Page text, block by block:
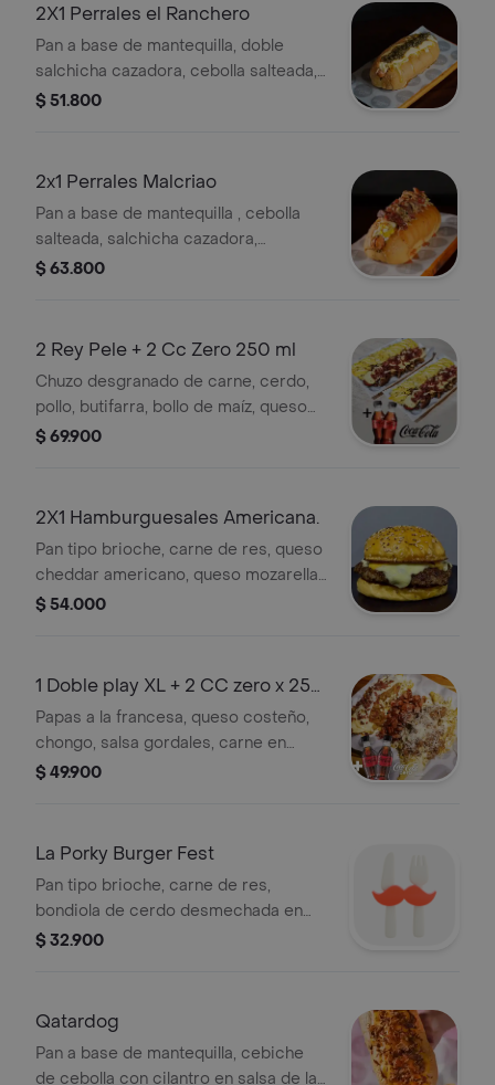
2X1 Perrales el Ranchero
Pan a base de mantequilla, doble
salchicha cazadora, cebolla salteada,
queso costeño, papa chongo, queso
tradicional argentino
$ 51.800
2x1 Perrales Malcriao
Pan a base de mantequilla , cebolla
salteada, salchicha cazadora,
salchicha suiza en julianas, maíz
mayo cilantro, pollo en trocitos al grill
coronada con nuestra salsa agridulce
cebollera
$ 63.800
2 Rey Pele + 2 Cc Zero 250 ml
Chuzo desgranado de carne, cerdo,
pollo, butifarra, bollo de maíz, queso
gratinado y costeño, tocineta,
$ 69.900
2X1 Hamburguesales Americana.
Pan tipo brioche, carne de res, queso
cheddar americano, queso mozarella,
salsa rosada, salsa gordales.
$ 54.000
1 Doble play XL + 2 CC zero x 250
ml.
Papas a la francesa, queso costeño,
chongo, salsa gordales, carne en
salsa bolognesa, queso parmesano,
mix de salchicha ranchera y
salchichón cervecero con salsa bbq
de la casa.+ gaseosa coca cola zero
250 ml.
$ 49.900
La Porky Burger Fest
Pan tipo brioche, carne de res,
bondiola de cerdo desmechada en
salsa bbq, dip de queso crema con
cheddar americano.
$ 32.900
Qatardog
Pan a base de mantequilla, cebiche
de cebolla con cilantro en salsa de la